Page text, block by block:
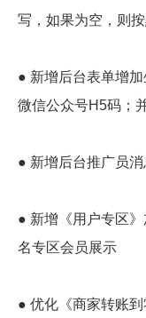
写，如果为空，则
● 新增后台表单增
微信公众号H5码；
● 新增后台推广员
● 新增《用户专区
名专区会员展示
● 优化《商家转账